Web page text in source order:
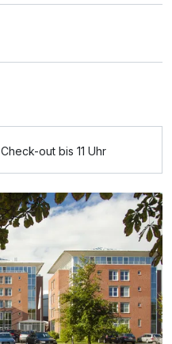
139,00 €
Check-out bis 11 Uhr